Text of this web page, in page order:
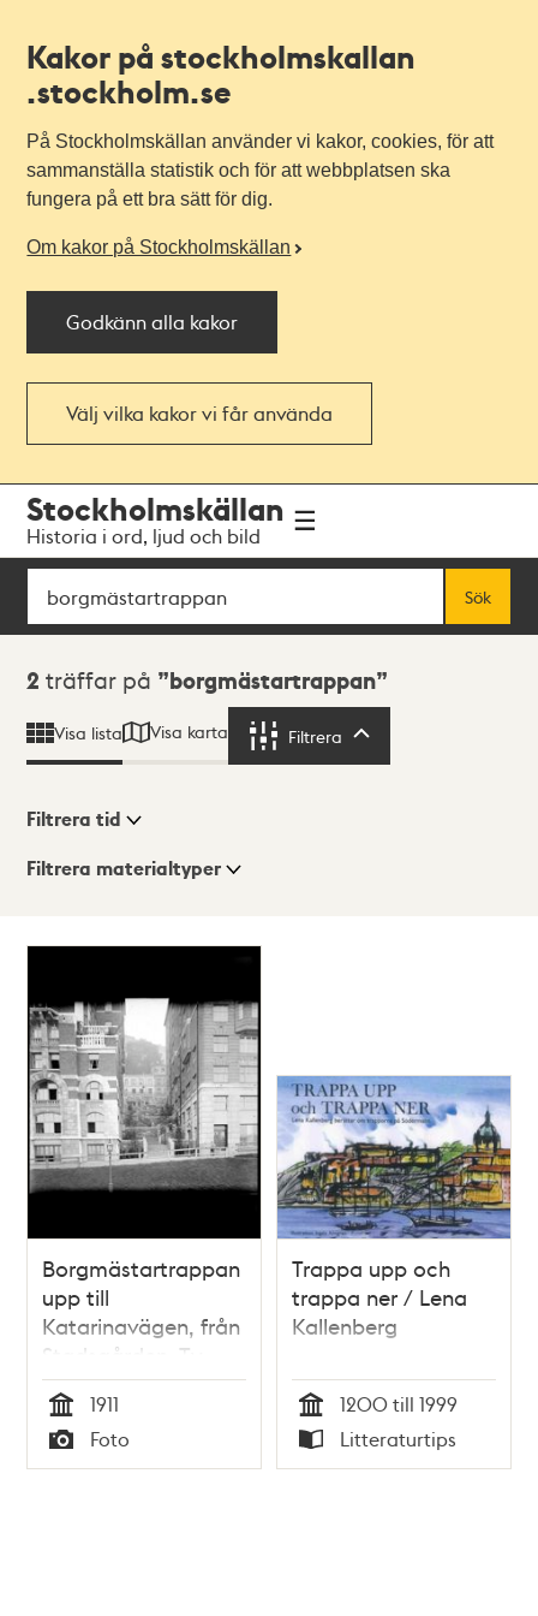
Kakor på stockholmskallan
.stockholm.se
På Stockholmskällan använder vi kakor, cookies, för att
sammanställa statistik och för att webbplatsen ska
fungera på ett bra sätt för dig.
Om kakor på Stockholmskällan
Godkänn alla kakor
Välj vilka kakor vi får använda
navigationen
huvudinnehållet
Stockholmskällan
Historia i ord, ljud och bild
Sök
Sök
Sökresultat
2 träffar på borgmästartrappan
Visa lista Visa karta Filtrera
Visningsläge
Filtrera tid
Filtrera materialtyper
Borgmästartrappan
upp till
Katarinavägen, från
Stadsgården. T.v.
Drottsgården, i
bakgrunden,
ovanför
Katarinavägen,
Tid
1911
Typ
Foto
Trappa upp och
trappa ner / Lena
Kallenberg
Tid
1200 till 1999
Typ
Litteraturtips